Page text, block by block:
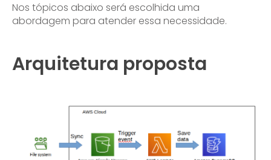
Nos tópicos abaixo será escolhida uma
abordagem para atender essa necessidade.
Arquitetura proposta